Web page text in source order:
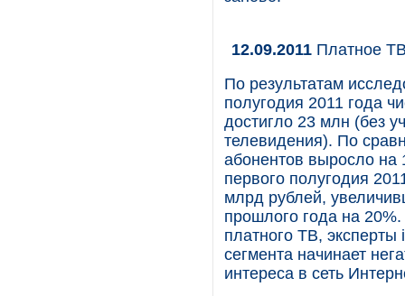
12.09.2011 Платное
По результатам
полугодия 2011 года
достигло 23 млн (без
телевидения). По
абонентов выросло на
первого полугодия
млрд рублей,
прошлого года на
платного ТВ, эксперты
сегмента начинает
интереса в сеть